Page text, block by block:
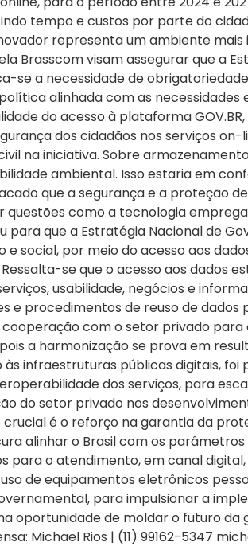
tempo e custos por parte do
representa um ambiente
Brasscom visam assegurar que a
se a necessidade de
alinhada com as
do acesso à plataforma
dos cidadãos nos serviços
na iniciativa. Sobre
ambiental. Isso estaria em
que a segurança e a proteção
questões como a tecnologia
para que a Estratégia Nacional de
social, por meio do acesso aos
se que o acesso aos dados
usabilidade, negócios e
e procedimentos de reuso de dados
com o setor privado para
a harmonização se prova em
infraestruturas públicas digitais,
dos serviços, para
do setor privado nos
é o reforço na garantia da
alinhar o Brasil com os
para o atendimento, em canal
de equipamentos eletrônicos
para impulsionar a
oportunidade de moldar o futuro
Michael Rios | (11) 99162-5347